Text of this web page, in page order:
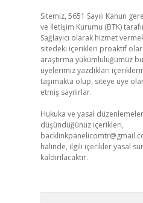
Sitemiz, 5651 Sayılı Kanun
ve İletişim Kurumu (BTK)
Sağlayıcı olarak hizmet
sitedeki içerikleri proaktif
araştırma yükümlülüğümüz
üyelerimiz yazdıkları
taşımakta olup, siteye üye
etmiş sayılırlar.
Hukuka ve yasal
düşündüğünüz içerikleri,
halinde, ilgili içerikler yasal
kaldırılacaktır.